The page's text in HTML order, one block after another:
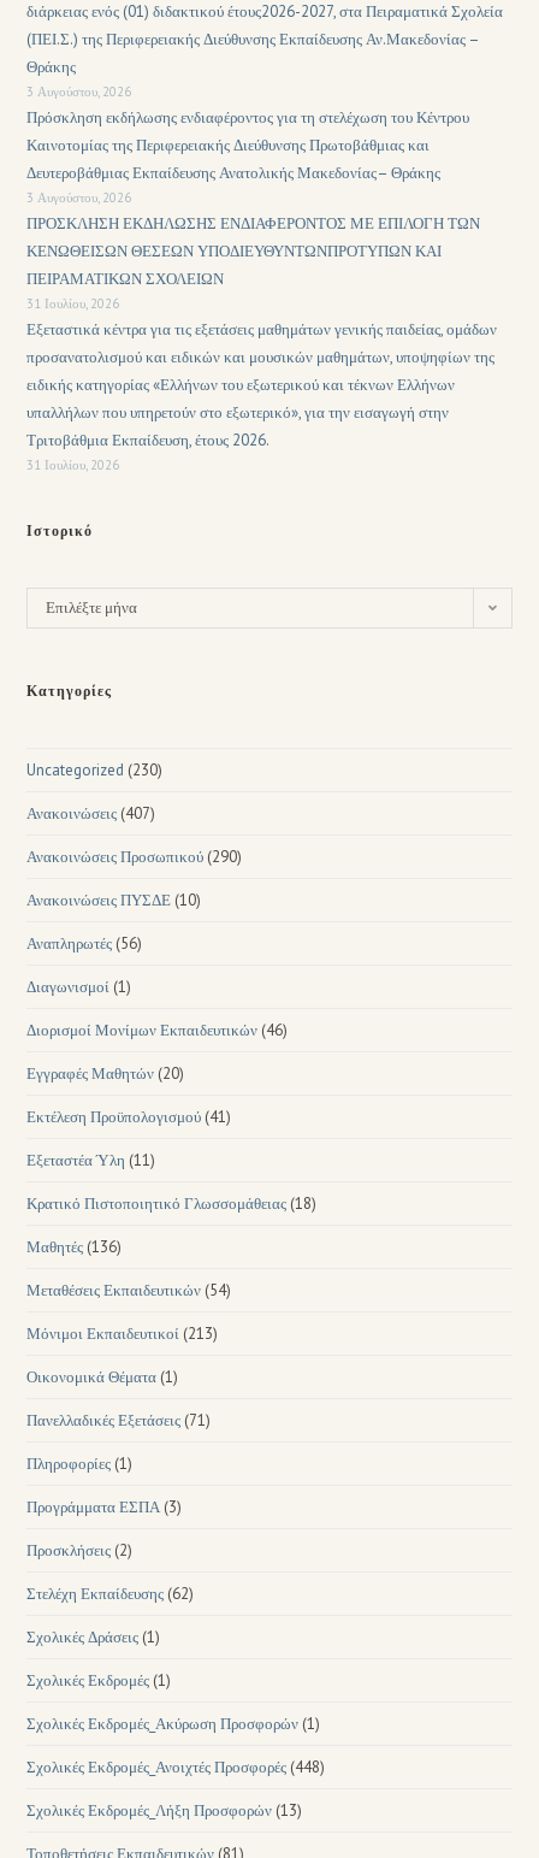
διάρκειας ενός (01) διδακτικού έτους2026-2027, στα Πειραματικά Σχολεία
(ΠΕΙ.Σ.) της Περιφερειακής Διεύθυνσης Εκπαίδευσης Αν.Μακεδονίας –
Θράκης
3 Αυγούστου, 2026
Πρόσκληση εκδήλωσης ενδιαφέροντος για τη στελέχωση του Κέντρου
Καινοτομίας της Περιφερειακής Διεύθυνσης Πρωτοβάθμιας και
Δευτεροβάθμιας Εκπαίδευσης Ανατολικής Μακεδονίας– Θράκης
3 Αυγούστου, 2026
ΠΡΟΣΚΛΗΣΗ ΕΚΔΗΛΩΣΗΣ ΕΝΔΙΑΦΕΡΟΝΤΟΣ ΜΕ ΕΠΙΛΟΓΗ ΤΩΝ
ΚΕΝΩΘΕΙΣΩΝ ΘΕΣΕΩΝ ΥΠΟΔΙΕΥΘΥΝΤΩΝΠΡΟΤΥΠΩΝ ΚΑΙ
ΠΕΙΡΑΜΑΤΙΚΩΝ ΣΧΟΛΕΙΩΝ
31 Ιουλίου, 2026
Εξεταστικά κέντρα για τις εξετάσεις μαθημάτων γενικής παιδείας, ομάδων
προσανατολισμού και ειδικών και μουσικών μαθημάτων, υποψηφίων της
ειδικής κατηγορίας «Ελλήνων του εξωτερικού και τέκνων Ελλήνων
υπαλλήλων που υπηρετούν στο εξωτερικό», για την εισαγωγή στην
Τριτοβάθμια Εκπαίδευση, έτους 2026.
31 Ιουλίου, 2026
Ιστορικό
Επιλέξτε μήνα
Κατηγορίες
Uncategorized (230)
Ανακοινώσεις (407)
Ανακοινώσεις Προσωπικού (290)
Ανακοινώσεις ΠΥΣΔΕ (10)
Αναπληρωτές (56)
Διαγωνισμοί (1)
Διορισμοί Μονίμων Εκπαιδευτικών (46)
Εγγραφές Μαθητών (20)
Εκτέλεση Προϋπολογισμού (41)
Εξεταστέα Ύλη (11)
Κρατικό Πιστοποιητικό Γλωσσομάθειας (18)
Μαθητές (136)
Μεταθέσεις Εκπαιδευτικών (54)
Μόνιμοι Εκπαιδευτικοί (213)
Οικονομικά Θέματα (1)
Πανελλαδικές Εξετάσεις (71)
Πληροφορίες (1)
Προγράμματα ΕΣΠΑ (3)
Προσκλήσεις (2)
Στελέχη Εκπαίδευσης (62)
Σχολικές Δράσεις (1)
Σχολικές Εκδρομές (1)
Σχολικές Εκδρομές_Ακύρωση Προσφορών (1)
Σχολικές Εκδρομές_Ανοιχτές Προσφορές (448)
Σχολικές Εκδρομές_Λήξη Προσφορών (13)
Τοποθετήσεις Εκπαιδευτικών (81)